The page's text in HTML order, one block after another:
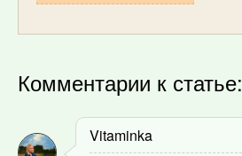
Комментарии к статье:
Vitaminka